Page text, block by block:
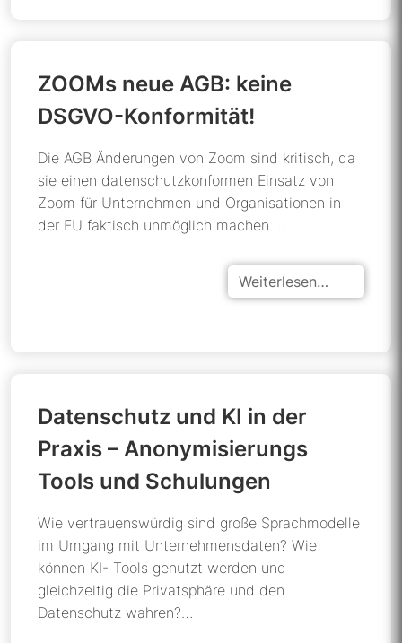
ZOOMs neue AGB: keine
DSGVO-Konformität!
Die AGB Änderungen von Zoom sind kritisch, da
sie einen datenschutzkonformen Einsatz von
Zoom für Unternehmen und Organisationen in
der EU faktisch unmöglich machen….
Weiterlesen…
Datenschutz und KI in der
Praxis – Anonymisierungs
Tools und Schulungen
Wie vertrauenswürdig sind große Sprachmodelle
im Umgang mit Unternehmensdaten? Wie
können KI- Tools genutzt werden und
gleichzeitig die Privatsphäre und den
Datenschutz wahren?…